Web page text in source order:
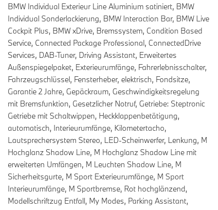
BMW Individual Exterieur Line Aluminium satiniert, BMW
Individual Sonderlackierung, BMW Interaction Bar, BMW Live
Cockpit Plus, BMW xDrive, Bremssystem, Condition Based
Service, Connected Package Professional, ConnectedDrive
Services, DAB-Tuner, Driving Assistant, Erweitertes
Außenspiegelpaket, Exterieurumfänge, Fahrerlebnisschalter,
Fahrzeugschlüssel, Fensterheber, elektrisch, Fondsitze,
Garantie 2 Jahre, Gepäckraum, Geschwindigkeitsregelung
mit Bremsfunktion, Gesetzlicher Notruf, Getriebe: Steptronic
Getriebe mit Schaltwippen, Heckklappenbetätigung,
automatisch, Interieurumfänge, Kilometertacho,
Lautsprechersystem Stereo, LED-Scheinwerfer, Lenkung, M
Hochglanz Shadow Line, M Hochglanz Shadow Line mit
erweiterten Umfängen, M Leuchten Shadow Line, M
Sicherheitsgurte, M Sport Exterieurumfänge, M Sport
Interieurumfänge, M Sportbremse, Rot hochglänzend,
Modellschriftzug Entfall, My Modes, Parking Assistant,